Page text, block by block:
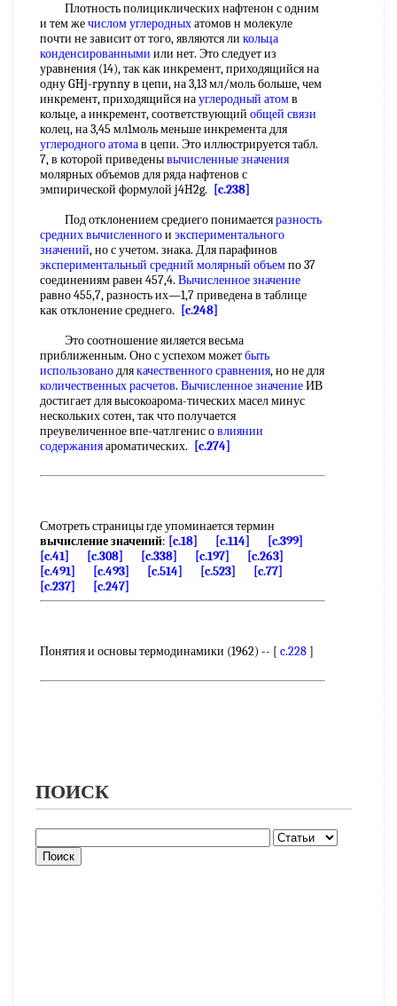
Плотность полициклических нафтенон с одним
и тем жечислом углеродныхатомов н молекуле
почти не зависит от того, являются ли кольца
конденсированными или нет. Это следует из
уравнения (14), так как инкремент, приходящийся на
одну GHj-rpynny в цепи, на 3,13 мл/моль больше, чем
инкремент, приходящийся науглеродный атомв
кольце, а инкремент, соответствующий общей связи
колец, на 3,45 мл1моль меньше инкремента для
углеродного атомав цепи. Это иллюстрируется табл.
7, в которой приведенывычисленные значения
молярных объемов для ряда нафтенов с
эмпирической формулой j4H2g.
[c.238]
Под отклонением средиего понимаетсяразность
средних вычисленногои экспериментального
значений, но с учетом. знака. Для парафинов
экспериментальный средний молярный объемпо 37
соединениям равен 457,4. Вычисленное значение
равно 455,7, разность их—1,7 приведена в таблице
как отклонение среднего.
[c.248]
Это соотношение яиляется весьма
приближенным. Оно с успехом можетбыть
использованодлякачественного сравнения, но не для
количественных расчетов. Вычисленное значениеИВ
достигает для высокоарома-тических масел минус
нескольких сотен, так что получается
преувеличенное впе-чатлгенис овлиянии
содержанияароматических. [c.274]
Смотреть страницы где упоминается термин
вычисление значений: [c.18] [c.114]
[c.399]
[c.41]
[c.308] [c.338] [c.197]
[c.263]
[c.491]
[c.493] [c.514] [c.523]
[c.77]
[c.237]
[c.247]
Понятия и основы термодинамики (1962) -- [ c.228]
ПОИСК